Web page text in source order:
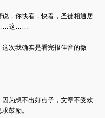
，你快看，快看，圣徒相通居
……这……
次我确实是看完报佳音的微
为想不出好点子，文章不受欢
鼓励。